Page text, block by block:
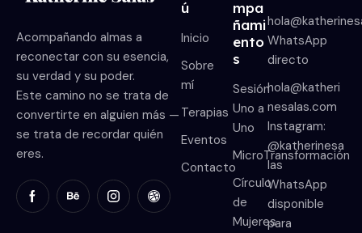
Acompañando almas a
reconectar con su esencia,
su verdad y su poder.
Este camino no se trata de
convertirte en alguien más —
se trata de recordar quién
eres.
ú
Inicio
Sobre
mí
Terapias
Eventos
Contacto
mpa
ñami
ento
s
Sesión
Uno a
Uno
MicroTransformación
Círculo
de
Mujeres
WhatsApp
directo
hola@katheri
nesalas.com
Instagram:
@katherinesa
las
WhatsApp
disponible
para